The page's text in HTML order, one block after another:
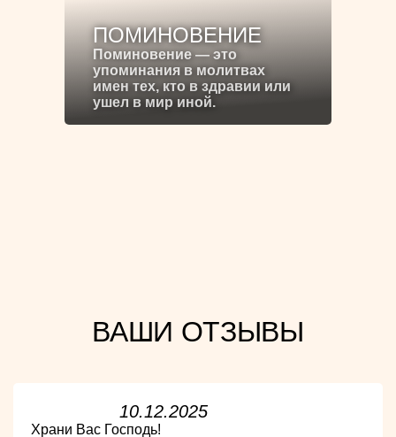
ПОМИНОВЕНИЕ
Поминовение — это
упоминания в молитвах
имен тех, кто в здравии или
ушел в мир иной.
ВАШИ ОТЗЫВЫ
10.12.2025
Храни Вас Господь!